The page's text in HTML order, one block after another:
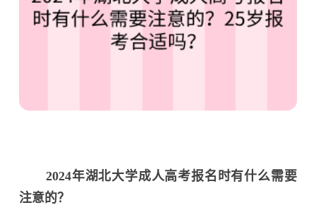
2024年湖北大学成人高考报名时有什么需要
注意的？